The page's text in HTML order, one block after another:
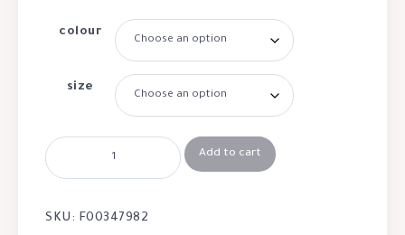
colour
size
Add to cart
SKU: F00347982